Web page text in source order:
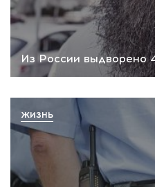
Из России выдворено
ЖИЗНЬ